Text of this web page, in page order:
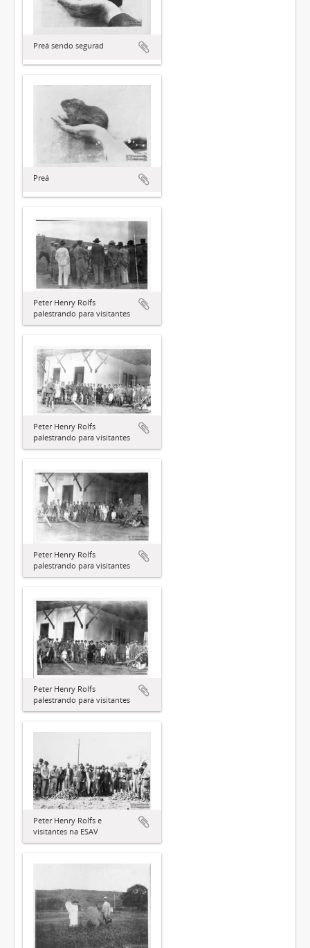
Preá sendo segurad
Preá
Peter Henry Rolfs
palestrando para visitantes
Peter Henry Rolfs
palestrando para visitantes
Peter Henry Rolfs
palestrando para visitantes
Peter Henry Rolfs
palestrando para visitantes
Peter Henry Rolfs e
visitantes na ESAV